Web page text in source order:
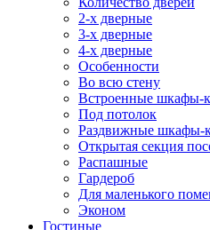
2-х дверные
3-х дверные
4-х дверные
Особенности
Во всю стену
Встроенные шкафы-
Под потолок
Раздвижные шкафы-
Открытая секция
Распашные
Гардероб
Для маленького
Эконом
Гостиные